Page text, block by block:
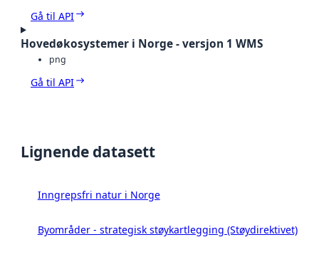
Gå til API
Hovedøkosystemer i Norge - versjon 1 WMS
png
Gå til API
Lignende datasett
Inngrepsfri natur i Norge
Byområder - strategisk støykartlegging (Støydirektivet)